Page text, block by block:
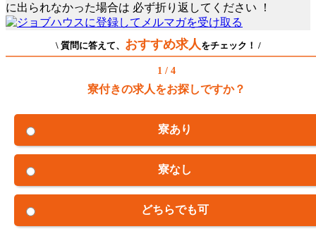
に出られなかった場合は 必ず折り返してください ！
\ 質問に答えて、 おすすめ求人をチェック！ /
1 / 4
寮付きの求人をお探しですか？
寮あり
寮なし
どちらでも可